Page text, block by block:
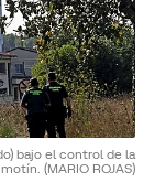
bajo el control de la
(MARIO ROJAS)